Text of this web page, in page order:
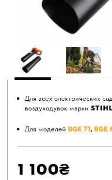
Для всех электрических
воздуходувок марки
Для моделей BGЕ 71, BGЕ
1 100₴